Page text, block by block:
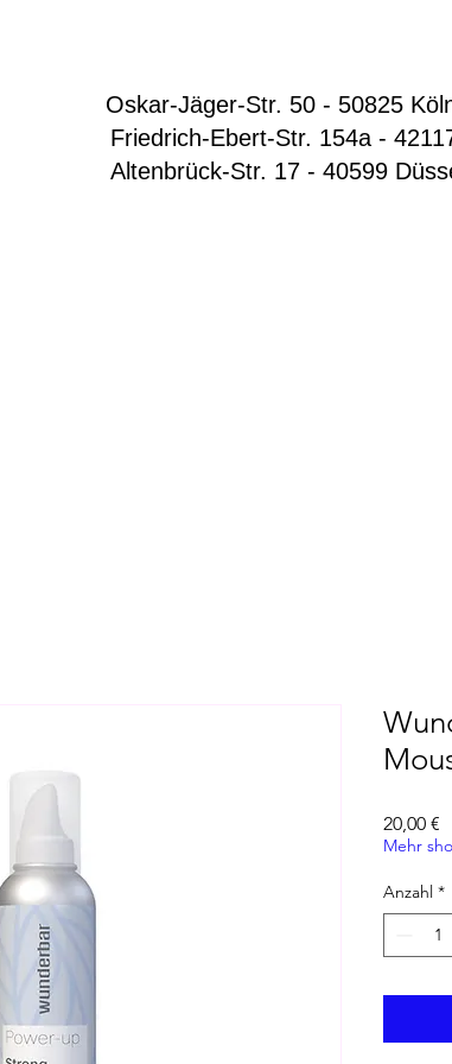
Oskar-Jäger-Str. 50 - 50825
Friedrich-Ebert-Str. 154a - 42117
Altenbrück-Str. 17 - 40599
20,00 €
Mehr
Anzahl *